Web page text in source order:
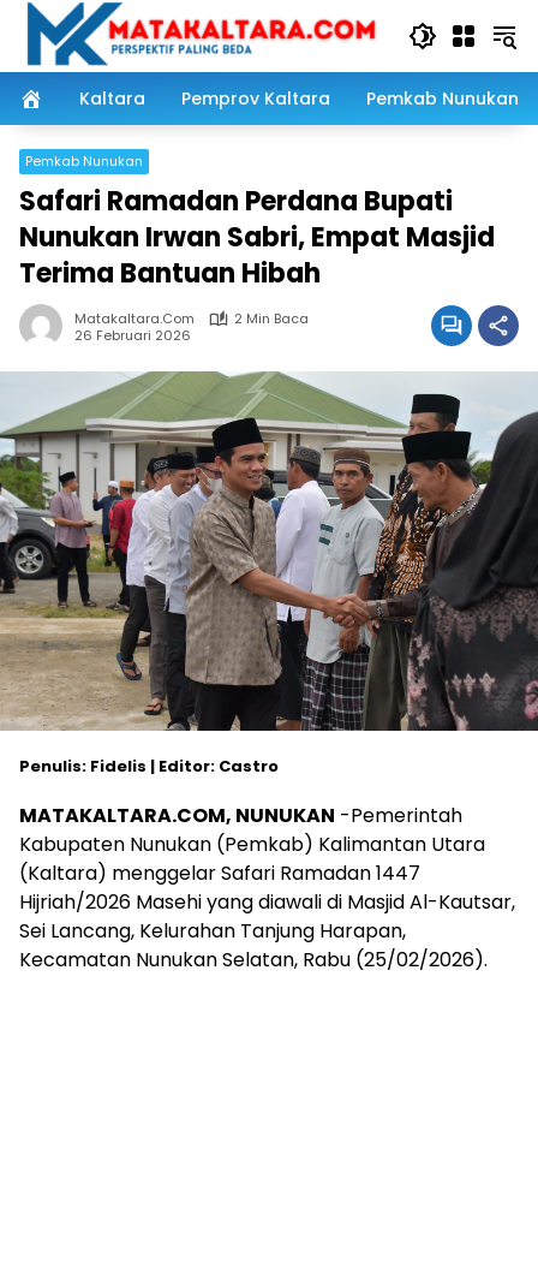
Langsung
konten
Kaltara
Pemprov Kaltara Pemkab Nunukan
Pemkab Nunukan
Safari Ramadan Perdana Bupati
Nunukan Irwan Sabri, Empat Masjid
Terima Bantuan Hibah
Matakaltara.com
2 Min Baca
26 Februari 2026
Penulis: Fidelis | Editor: Castro
MATAKALTARA.COM, NUNUKAN -Pemerintah
Kabupaten Nunukan (Pemkab) Kalimantan Utara
(Kaltara) menggelar Safari Ramadan 1447
Hijriah/2026 Masehi yang diawali di Masjid Al-Kautsar,
Sei Lancang, Kelurahan Tanjung Harapan,
Kecamatan Nunukan Selatan, Rabu (25/02/2026).